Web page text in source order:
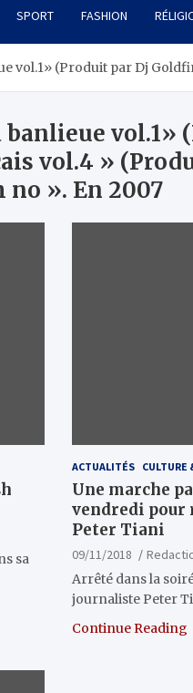
SPORT FASHION
vol.1» (Produit par Dj
banlieue vol.1»
vol.4 »
no ». En 2007
sa
ACTUALITÉS CULTURE
Une marche
vendredi pour
Peter Tiani
09/11/2018
Arrêté dans la
journaliste Peter
Continue Reading